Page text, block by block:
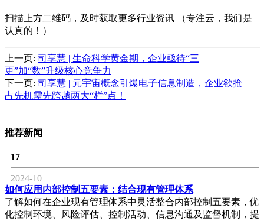
扫描上方二维码，及时获取更多行业资讯 （专注云，我们是
认真的！）
上一页: 司享慧 | 生命科学黄金期，企业亟待“三
更”加“数”升级核心竞争力
下一页: 司享慧 | 元宇宙概念引爆电子信息制造，企业欲抢
占先机需先跨越两大“栏”点！
推荐新闻
17
2024-10
如何应用内部控制五要素：结合现有管理体系
了解如何在企业现有管理体系中灵活整合内部控制五要素，优
化控制环境、风险评估、控制活动、信息沟通及监督机制，提